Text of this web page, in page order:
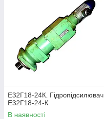
Е32Г18-24К. Гідропідсилювач
Е32Г18-24-К
В наявності